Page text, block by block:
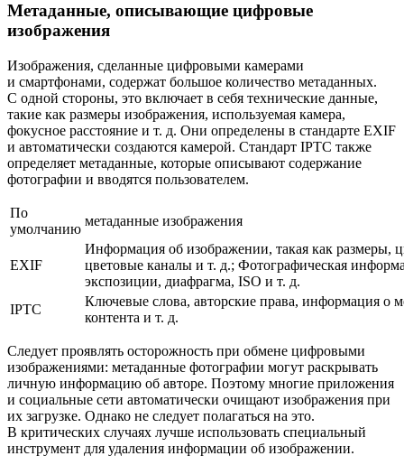
Метаданные, описывающие цифровые
изображения
Изображения, сделанные цифровыми камерами
и смартфонами, содержат большое количество метаданных.
С одной стороны, это включает в себя технические данные,
такие как размеры изображения, используемая камера,
фокусное расстояние и т. д. Они определены в стандарте EXIF
​​и автоматически создаются камерой. Стандарт IPTC также
определяет метаданные, которые описывают содержание
фотографии и вводятся пользователем.
По
умолчанию
метаданные изображения
EXIF
Информация об изображении, такая как размеры,
цветовые каналы и т. д.; Фотографическая
экспозиции, диафрагма, ISO и т. д.
IPTC
Ключевые слова, авторские права, информация о
контента и т. д.
Следует проявлять осторожность при обмене цифровыми
изображениями: метаданные фотографии могут раскрывать
личную информацию об авторе. Поэтому многие приложения
и социальные сети автоматически очищают изображения при
их загрузке. Однако не следует полагаться на это.
В критических случаях лучше использовать специальный
инструмент для удаления информации об изображении.